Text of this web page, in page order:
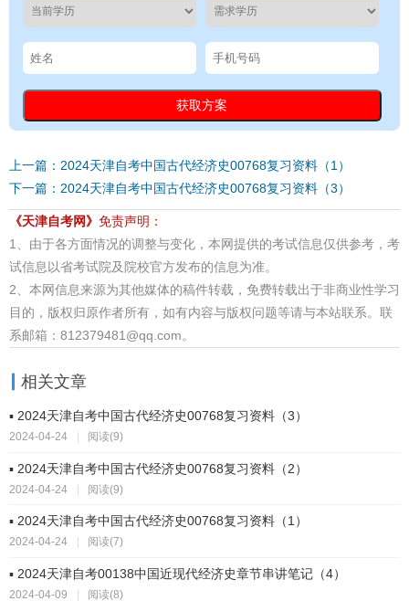
上一篇：2024天津自考中国古代经济史00768复习资料（1）
下一篇：2024天津自考中国古代经济史00768复习资料（3）
《天津自考网》 免责声明：
1、由于各方面情况的调整与变化，本网提供的考试信息仅供参考，考
试信息以省考试院及院校官方发布的信息为准。
2、本网信息来源为其他媒体的稿件转载，免费转载出于非商业性学习
目的，版权归原作者所有，如有内容与版权问题等请与本站联系。联
系邮箱：812379481@qq.com。
相关文章
▪ 2024天津自考中国古代经济史00768复习资料（3）
2024-04-24 | 阅读(9)
▪ 2024天津自考中国古代经济史00768复习资料（2）
2024-04-24 | 阅读(9)
▪ 2024天津自考中国古代经济史00768复习资料（1）
2024-04-24 阅读(7)
▪ 2024天津自考00138中国近现代经济史章节串讲笔记（4）
2024-04-09 | 阅读(8)